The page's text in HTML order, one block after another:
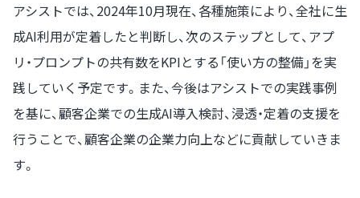
アシストでは、2024年10月現在、各種施策により、全社に生
成AI利用が定着したと判断し、次のステップとして、アプ
リ・プロンプトの共有数をKPIとする「使い方の整備」を実
践していく予定です。また、今後はアシストでの実践事例
を基に、顧客企業での生成AI導入検討、浸透・定着の支援を
行うことで、顧客企業の企業力向上などに貢献していきま
す。